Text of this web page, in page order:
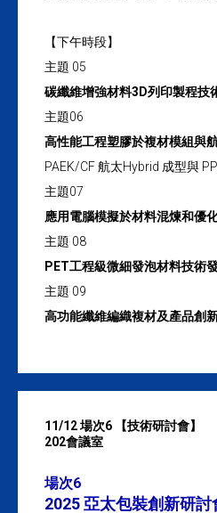
【下午時段】
主題 05
碳纖維增強材料3D列印製程技
主題06
高性能工程塑膠於複材模組與
PAEK/CF 航太Hybrid 成型與
主題07
應用電腦模擬於材料混煉和優
主題 08
PET工程級微細發泡材料技術
主題 09
高功能纖維編織複材及產品創
11/12 場次6 【技術研討會】
202會議室
場次6
2025 亞太包裝創新研討